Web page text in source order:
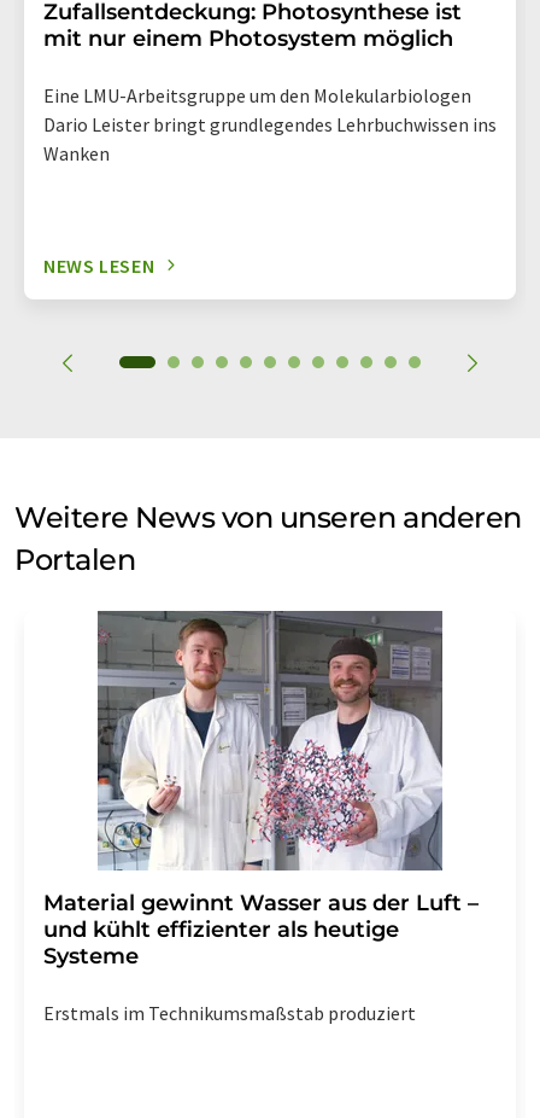
Zufallsentdeckung: Photosynthese ist
mit nur einem Photosystem möglich
Eine LMU-Arbeitsgruppe um den Molekularbiologen
Dario Leister bringt grundlegendes Lehrbuchwissen ins
Wanken
NEWS LESEN
Weitere News von unseren anderen
Portalen
Material gewinnt Wasser aus der Luft –
und kühlt effizienter als heutige
Systeme
Erstmals im Technikumsmaßstab produziert